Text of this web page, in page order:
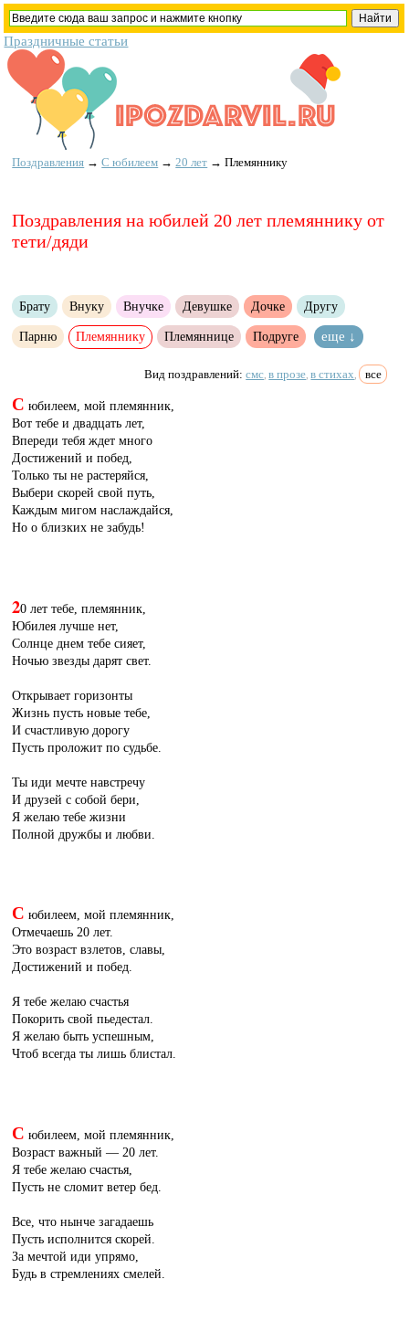
Праздничные статьи
Поздравления →С юбилеем → 20 лет →Племяннику
Поздравления на юбилей 20 лет племяннику от
тети/дяди
Брату Внуку Внучке Девушке Дочке Другу
Парню Племяннику Племяннице Подруге еще ↓
Вид поздравлений:смс в прозе в стихах все
С юбилеем, мой племянник,
Вот тебе и двадцать лет,
Впереди тебя ждет много
Достижений и побед,
Только ты не растеряйся,
Выбери скорей свой путь,
Каждым мигом наслаждайся,
Но о близких не забудь!
20 лет тебе, племянник,
Юбилея лучше нет,
Солнце днем тебе сияет,
Ночью звезды дарят свет.
Открывает горизонты
Жизнь пусть новые тебе,
И счастливую дорогу
Пусть проложит по судьбе.
Ты иди мечте навстречу
И друзей с собой бери,
Я желаю тебе жизни
Полной дружбы и любви.
С юбилеем, мой племянник,
Отмечаешь 20 лет.
Это возраст взлетов, славы,
Достижений и побед.
Я тебе желаю счастья
Покорить свой пьедестал.
Я желаю быть успешным,
Чтоб всегда ты лишь блистал.
С юбилеем, мой племянник,
Возраст важный — 20 лет.
Я тебе желаю счастья,
Пусть не сломит ветер бед.
Все, что нынче загадаешь
Пусть исполнится скорей.
За мечтой иди упрямо,
Будь в стремлениях смелей.